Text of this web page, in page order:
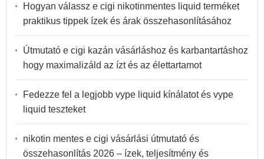
Hogyan válassz e cigi nikotinmentes liquid terméket
praktikus tippek ízek és árak összehasonlításához
Útmutató e cigi kazán vásárláshoz és karbantartáshoz
hogy maximalizáld az ízt és az élettartamot
Fedezze fel a legjobb vype liquid kínálatot és vype
liquid teszteket
nikotin mentes e cigi vásárlási útmutató és
összehasonlítás 2026 – ízek, teljesítmény és